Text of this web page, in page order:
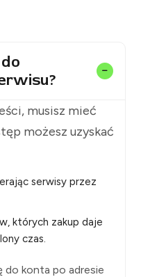
musisz mieć
możesz uzyskać
serwisy przez
których zakup daje
czas.
do konta po adresie